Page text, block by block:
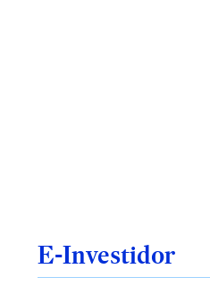
E-Investidor